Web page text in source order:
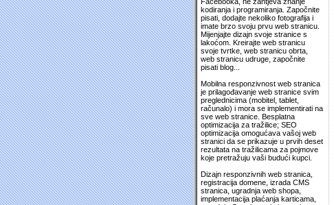
kodiranja i programiranja. Započnite
pisati, dodajte nekoliko fotografija i
imate brzo svoju prvu web stranicu.
Mijenjajte dizajn svoje stranice s
lakoćom. Kreirajte web stranicu
svoje tvrtke, web stranicu obrta,
web stranicu udruge, započnite
pisati blog...
Mobilna responzivnost web stranica
je prilagođavanje web stranice svim
preglednicima (mobitel, tablet,
računalo) i mora se implementirati na
sve web stranice. Besplatna
optimizacija za tražilice; SEO
optimizacija omogućava vašoj web
stranici da se prikazuje u prvih deset
rezultata na tražilicama za pojmove
koje pretražuju vaši budući kupci.
Dizajn responzivnih web stranica,
registracija domene, izrada CMS
stranica, ugradnja web shopa,
implementacija plaćanja karticama,